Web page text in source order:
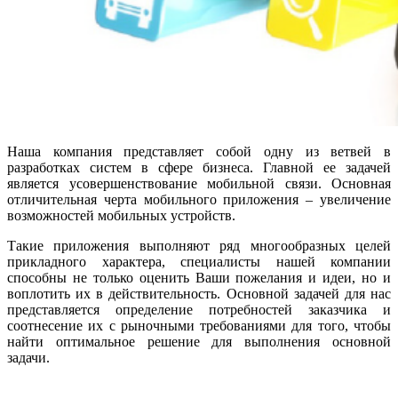
Наша компания представляет собой одну из ветвей в
разработках систем в сфере бизнеса. Главной ее задачей
является усовершенствование мобильной связи. Основная
отличительная черта мобильного приложения – увеличение
возможностей мобильных устройств.
Такие приложения выполняют ряд многообразных целей
прикладного характера, специалисты нашей компании
способны не только оценить Ваши пожелания и идеи, но и
воплотить их в действительность. Основной задачей для нас
представляется определение потребностей заказчика и
соотнесение их с рыночными требованиями для того, чтобы
найти оптимальное решение для выполнения основной
задачи.